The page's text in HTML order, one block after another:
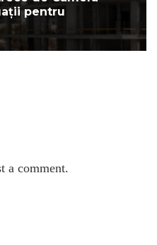
pentru
a comment.